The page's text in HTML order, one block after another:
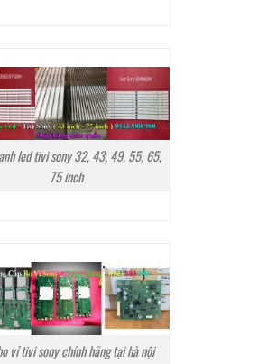
led tivi sony 32, 43, 49, 55, 65,
75 inch
vỉ tivi sony chính hãng tại hà nội